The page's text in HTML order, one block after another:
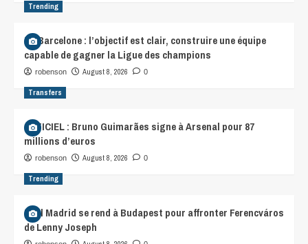
Trending
FC Barcelone : l’objectif est clair, construire une équipe
capable de gagner la Ligue des champions
robenson August 8, 2026 0
Transfers
OFFICIEL : Bruno Guimarães signe à Arsenal pour 87
millions d’euros
robenson August 8, 2026 0
Trending
Real Madrid se rend à Budapest pour affronter Ferencváros
de Lenny Joseph